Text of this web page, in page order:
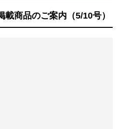
商品のご案内（5/10号）